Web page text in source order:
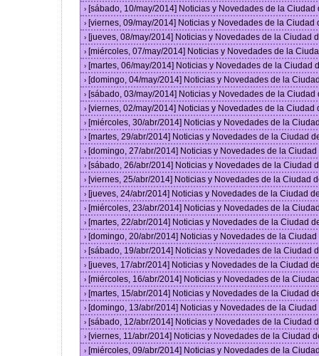
› [sábado, 10/may/2014] Noticias y Novedades de la
› [viernes, 09/may/2014] Noticias y Novedades de la
› [jueves, 08/may/2014] Noticias y Novedades de la Ciudad
› [miércoles, 07/may/2014] Noticias y Novedades de la
› [martes, 06/may/2014] Noticias y Novedades de la Ciudad
› [domingo, 04/may/2014] Noticias y Novedades de la
› [sábado, 03/may/2014] Noticias y Novedades de la
› [viernes, 02/may/2014] Noticias y Novedades de la
› [miércoles, 30/abr/2014] Noticias y Novedades de la
› [martes, 29/abr/2014] Noticias y Novedades de la Ciudad
› [domingo, 27/abr/2014] Noticias y Novedades de la
› [sábado, 26/abr/2014] Noticias y Novedades de la Ciudad
› [viernes, 25/abr/2014] Noticias y Novedades de la Ciudad
› [jueves, 24/abr/2014] Noticias y Novedades de la Ciudad
› [miércoles, 23/abr/2014] Noticias y Novedades de la
› [martes, 22/abr/2014] Noticias y Novedades de la Ciudad
› [domingo, 20/abr/2014] Noticias y Novedades de la
› [sábado, 19/abr/2014] Noticias y Novedades de la Ciudad
› [jueves, 17/abr/2014] Noticias y Novedades de la Ciudad
› [miércoles, 16/abr/2014] Noticias y Novedades de la
› [martes, 15/abr/2014] Noticias y Novedades de la Ciudad
› [domingo, 13/abr/2014] Noticias y Novedades de la
› [sábado, 12/abr/2014] Noticias y Novedades de la Ciudad
› [viernes, 11/abr/2014] Noticias y Novedades de la Ciudad
› [miércoles, 09/abr/2014] Noticias y Novedades de la